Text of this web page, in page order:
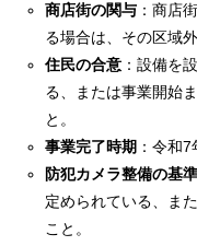
商店街の関与 ：商店
る場合は、その区域
住民の合意 ：設備を
る、または事業開始
と。
事業完了時期 ：令和
防犯カメラ整備の基準
定められている、ま
こと。